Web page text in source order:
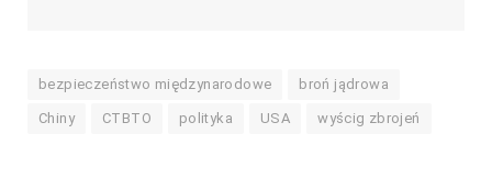
bezpieczeństwo międzynarodowe broń jądrowa
Chiny CTBTO polityka USA wyścig zbrojeń